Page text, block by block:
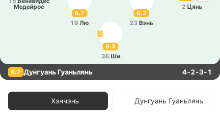
6.3
36 Ши
2 Цянь
6.7
19 Лю
6.2
23 Вэнь
Ме­дей­рос
6.7 Дунгуань Гуаньлянь 4-2-3-1
Хэнчэнь Дунгуань Гуаньлянь